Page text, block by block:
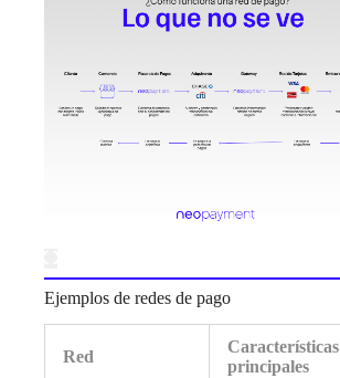
Ejemplos de redes de pago
Red
Características
principales